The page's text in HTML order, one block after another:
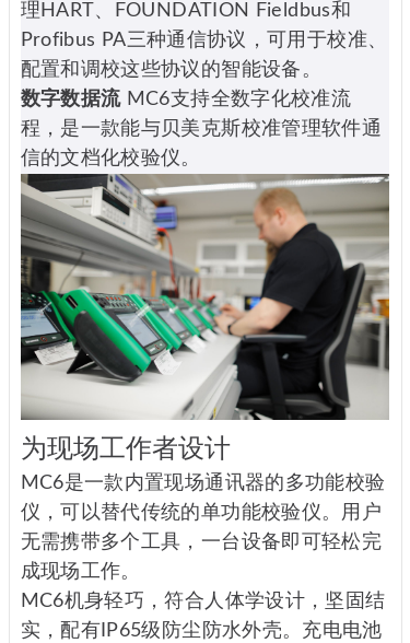
理HART、FOUNDATION Fieldbus和
Profibus PA三种通信协议，可用于校准、
配置和调校这些协议的智能设备。
数字数据流MC6支持全数字化校准流
程，是一款能与贝美克斯校准管理软件通
信的文档化校验仪。
为现场工作者设计
MC6是一款内置现场通讯器的多功能校验
仪，可以替代传统的单功能校验仪。用户
无需携带多个工具，一台设备即可轻松完
成现场工作。
MC6机身轻巧，符合人体学设计，坚固结
实，配有IP65级防尘防水外壳。充电电池